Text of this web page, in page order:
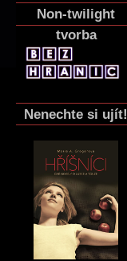
Non-twilight
tvorba
Nenechte si ujít!